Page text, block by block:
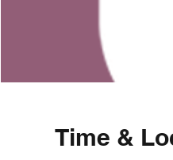
Time &